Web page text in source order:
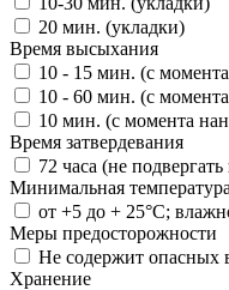
20 мин. (укладки)
Время высыхания
10 - 15 мин. (с
10 - 60 мин. (с
10 мин. (с момента
Время затвердевания
72 часа (не
Минимальная
от +5 до + 25°C;
Меры предосторожности
Не содержит опасных
Хранение